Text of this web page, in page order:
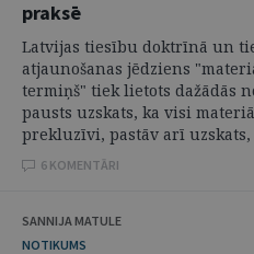
praksē
Latvijas tiesību doktrīnā un
atjaunošanas jēdziens
termiņš" tiek lietots dažādās
pausts uzskats, ka visi
prekluzīvi, pastāv arī uzskats,
6 KOMENTĀRI
SANNIJA MATULE
NOTIKUMS